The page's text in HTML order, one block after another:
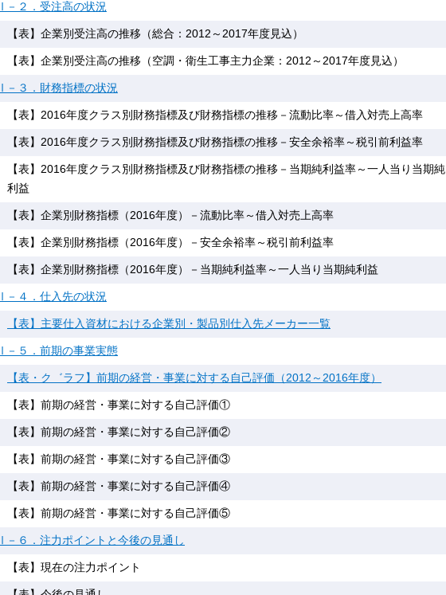
Ⅱ－２．受注高の状況
【表】企業別受注高の推移（総合：2012～2017年度見込）
【表】企業別受注高の推移（空調・衛生工事主力企業：2012～2017年度見込）
Ⅱ－３．財務指標の状況
【表】2016年度クラス別財務指標及び財務指標の推移－流動比率～借入対売上高率
【表】2016年度クラス別財務指標及び財務指標の推移－安全余裕率～税引前利益率
【表】2016年度クラス別財務指標及び財務指標の推移－当期純利益率～一人当り当期純
利益
【表】企業別財務指標（2016年度）－流動比率～借入対売上高率
【表】企業別財務指標（2016年度）－安全余裕率～税引前利益率
【表】企業別財務指標（2016年度）－当期純利益率～一人当り当期純利益
Ⅱ－４．仕入先の状況
【表】主要仕入資材における企業別・製品別仕入先メーカー一覧
Ⅱ－５．前期の事業実態
【表・ク゛ラフ】前期の経営・事業に対する自己評価（2012～2016年度）
【表】前期の経営・事業に対する自己評価①
【表】前期の経営・事業に対する自己評価②
【表】前期の経営・事業に対する自己評価③
【表】前期の経営・事業に対する自己評価④
【表】前期の経営・事業に対する自己評価⑤
Ⅱ－６．注力ポイントと今後の見通し
【表】現在の注力ポイント